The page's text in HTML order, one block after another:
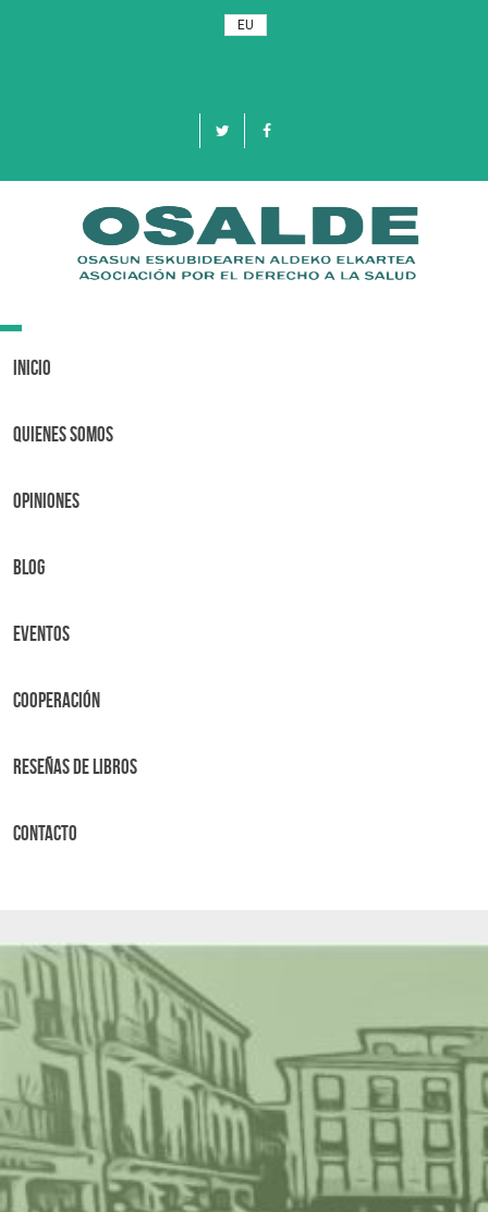
EU
Toggle
Inicio
Quienes Somos
OPINIONES
BLOG
Eventos
Cooperación
Reseñas de libros
Contacto